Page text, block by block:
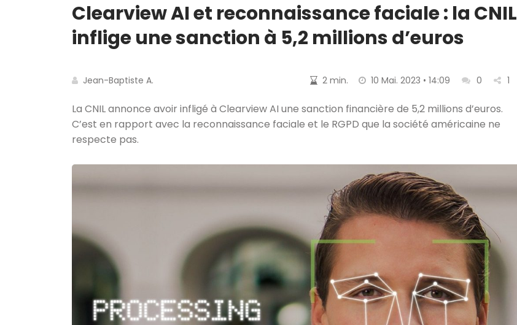
Clearview AI et reconnaissance faciale : la CNIL
inflige une sanction à 5,2 millions d’euros
Jean-Baptiste A. 2 min. 10 Mai. 2023 • 14:09 0 1
La CNIL annonce avoir infligé à Clearview AI une sanction financière de 5,2 millions d’euros.
C’est en rapport avec la reconnaissance faciale et le RGPD que la société américaine ne
respecte pas.